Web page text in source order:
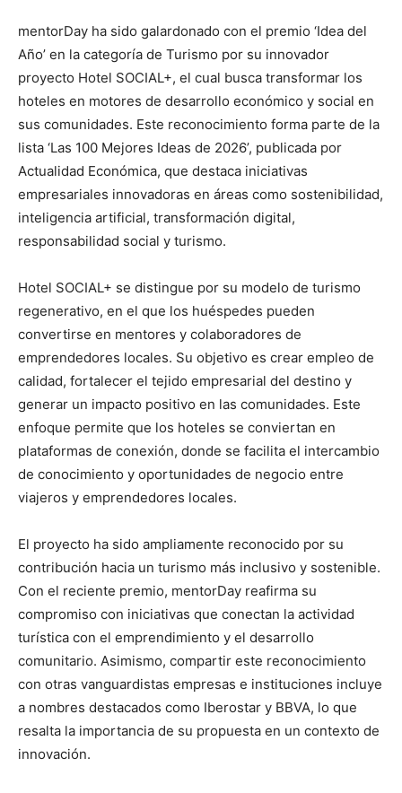
mentorDay ha sido galardonado con el premio ‘Idea del
Año’ en la categoría de Turismo por su innovador
proyecto Hotel SOCIAL+, el cual busca transformar los
hoteles en motores de desarrollo económico y social en
sus comunidades. Este reconocimiento forma parte de la
lista ‘Las 100 Mejores Ideas de 2026’, publicada por
Actualidad Económica, que destaca iniciativas
empresariales innovadoras en áreas como sostenibilidad,
inteligencia artificial, transformación digital,
responsabilidad social y turismo.
Hotel SOCIAL+ se distingue por su modelo de turismo
regenerativo, en el que los huéspedes pueden
convertirse en mentores y colaboradores de
emprendedores locales. Su objetivo es crear empleo de
calidad, fortalecer el tejido empresarial del destino y
generar un impacto positivo en las comunidades. Este
enfoque permite que los hoteles se conviertan en
plataformas de conexión, donde se facilita el intercambio
de conocimiento y oportunidades de negocio entre
viajeros y emprendedores locales.
El proyecto ha sido ampliamente reconocido por su
contribución hacia un turismo más inclusivo y sostenible.
Con el reciente premio, mentorDay reafirma su
compromiso con iniciativas que conectan la actividad
turística con el emprendimiento y el desarrollo
comunitario. Asimismo, compartir este reconocimiento
con otras vanguardistas empresas e instituciones incluye
a nombres destacados como Iberostar y BBVA, lo que
resalta la importancia de su propuesta en un contexto de
innovación.